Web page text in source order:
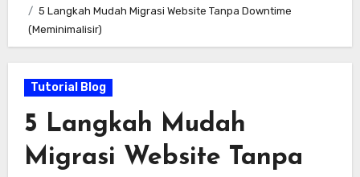
5 Langkah Mudah Migrasi Website Tanpa Downtime
(Meminimalisir)
Tutorial Blog
5 Langkah Mudah
Migrasi Website Tanpa